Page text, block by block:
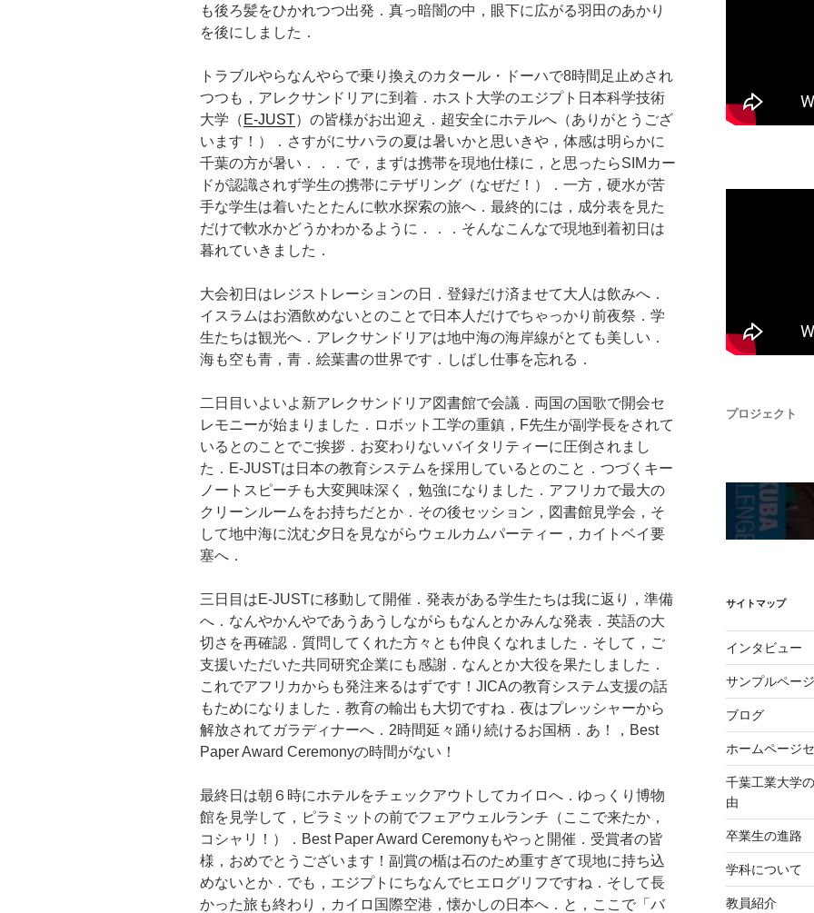
も後ろ髪をひかれつつ出発．真っ暗闇の中，眼下に広がる羽田のあかり
を後にしました．
トラブルやらなんやらで乗り換えのカタール・ドーハで8時間足止めされ
つつも，アレクサンドリアに到着．ホスト大学のエジプト日本科学技術
大学（ E-JUST）の皆様がお出迎え．超安全にホテルへ（ありがとうござ
います！）．さすがにサハラの夏は暑いかと思いきや，体感は明らかに
千葉の方が暑い．．．で，まずは携帯を現地仕様に，と思ったらSIMカー
ドが認識されず学生の携帯にテザリング（なぜだ！）．一方，硬水が苦
手な学生は着いたとたんに軟水探索の旅へ．最終的には，成分表を見た
だけで軟水かどうかわかるように．．．そんなこんなで現地到着初日は
暮れていきました．
大会初日はレジストレーションの日．登録だけ済ませて大人は飲みへ．
イスラムはお酒飲めないとのことで日本人だけでちゃっかり前夜祭．学
生たちは観光へ．アレクサンドリアは地中海の海岸線がとても美しい．
海も空も青，青．絵葉書の世界です．しばし仕事を忘れる．
二日目いよいよ新アレクサンドリア図書館で会議．両国の国歌で開会セ
レモニーが始まりました．ロボット工学の重鎮，F先生が副学長をされて
いるとのことでご挨拶．お変わりないバイタリティーに圧倒されまし
た．E-JUSTは日本の教育システムを採用しているとのこと．つづくキー
ノートスピーチも大変興味深く，勉強になりました．アフリカで最大の
クリーンルームをお持ちだとか．その後セッション，図書館見学会，そ
して地中海に沈む夕日を見ながらウェルカムパーティー，カイトベイ要
塞へ．
三日目はE-JUSTに移動して開催．発表がある学生たちは我に返り，準備
へ．なんやかんやであうあうしながらもなんとかみんな発表．英語の大
切さを再確認．質問してくれた方々とも仲良くなれました．そして，ご
支援いただいた共同研究企業にも感謝．なんとか大役を果たしました．
これでアフリカからも発注来るはずです！JICAの教育システム支援の話
もためになりました．教育の輸出も大切ですね．夜はプレッシャーから
解放されてガラディナーへ．2時間延々踊り続けるお国柄．あ！，Best
Paper Award Ceremonyの時間がない！
最終日は朝６時にホテルをチェックアウトしてカイロへ．ゆっくり博物
館を見学して，ピラミットの前でフェアウェルランチ（ここで来たか，
コシャリ！）．Best Paper Award Ceremonyもやっと開催．受賞者の皆
様，おめでとうございます！副賞の楯は石のため重すぎて現地に持ち込
めないとか．でも，エジプトにちなんでヒエログリフですね．そして長
かった旅も終わり，カイロ国際空港，懐かしの日本へ．と，ここで「バ
プロジェクト
サイトマップ
インタビュー
サンプルページ
ブログ
ホームページ
千葉工業大学
由
卒業生の進路
学科について
教員紹介